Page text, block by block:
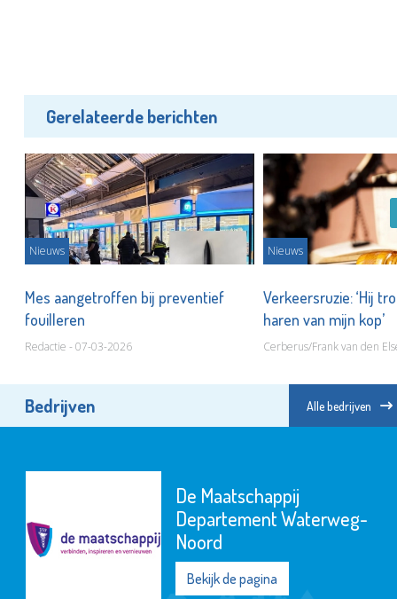
Gerelateerde berichten
Nieuws
Mes aangetroffen bij preventief
fouilleren
Redactie - 07-03-2026
Nieuws
Verkeersruzie: ‘Hij
haren van mijn kop’
Cerberus/Frank van den
Bedrijven Alle bedrijven
De Maatschappij
Departement Waterweg-
Noord
Bekijk de pagina